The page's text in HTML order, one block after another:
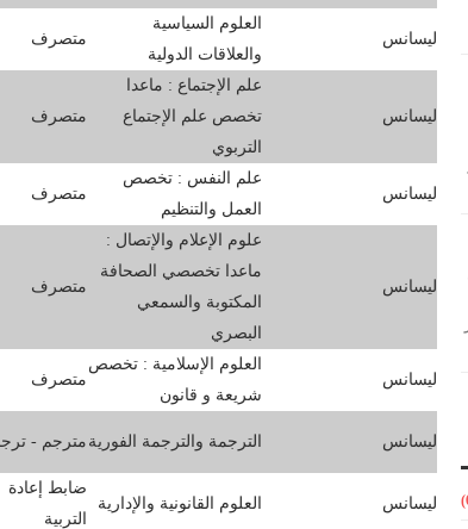
ليسانس
العلوم السياسية
والعلاقات الدولية
متصرف
ليسانس
علم الإجتماع : ماعدا
تخصص علم الإجتماع
التربوي
متصرف
ليسانس
علم النفس : تخصص
العمل والتنظيم
متصرف
ليسانس
علوم الإعلام والإتصال :
ماعدا تخصصي الصحافة
المكتوبة والسمعي
البصري
متصرف
ليسانس
العلوم الإسلامية : تخصص
شريعة و قانون
متصرف
ليسانس الترجمة والترجمة الفورية مترجم -
ليسانس العلوم القانونية والإدارية
ضابط إعادة
التربية